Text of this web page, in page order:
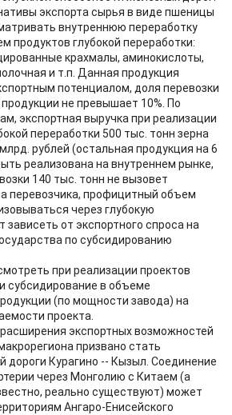
экспорта сырья в виде пшеницы
внутреннюю переработку
продуктов глубокой переработки:
крахмалы, аминокислоты,
и т.п. Данная продукция
потенциалом, доля перевозки
не превышает 10%. По
экспортная выручка при реализации
переработки 500 тыс. тонн зерна
рублей (остальная продукция на 6
реализована на внутреннем рынке,
140 тыс. тонн не вызовет
перевозчика, профицитный объем
через глубокую
зависеть от экспортного спроса на
по субсидированию
при реализации проектов
субсидирование в объеме
(по мощности завода) на
проекта.
экспортных возможностей
призвано стать
дороги Курагино -- Кызыл. Соединение
через Монголию с Китаем (а
реально существуют) может
Ангаро-Енисейского